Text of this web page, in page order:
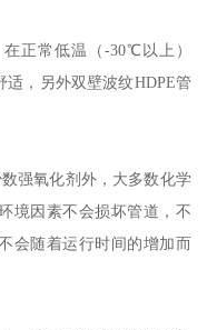
正常低温（-30℃以上）
，另外双壁波纹HDPE管
强氧化剂外，大多数化学
境因素不会损坏管道，不
会随着运行时间的增加而